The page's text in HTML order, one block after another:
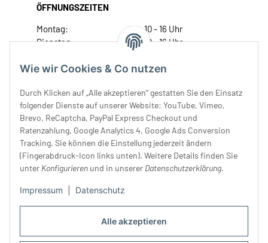
Alle akzeptieren
Wie wir Cookies & Co nutzen
Durch Klicken auf „Alle akzeptieren“ gestatten Sie den Einsatz
folgender Dienste auf unserer Website: YouTube, Vimeo,
Brevo, ReCaptcha, PayPal Express Checkout und
Ratenzahlung, Google Analytics 4, Google Ads Conversion
Tracking. Sie können die Einstellung jederzeit ändern
(Fingerabdruck-Icon links unten). Weitere Details finden Sie
unter Konfigurieren und in unserer Datenschutzerklärung.
Impressum Datenschutz
ÖFFNUNGSZEITEN
Montag:
10 - 16 Uhr
Dienstag:
10 - 16 Uhr
Donnerstag:
10 - 18 Uhr
Samstag:
10 - 14 Uhr
Unser Service
Rechtliches